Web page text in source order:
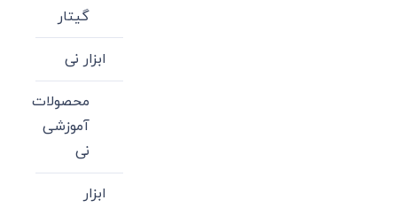
گیتار
ابزار نی
محصولات
آموزشی
نی
ابزار